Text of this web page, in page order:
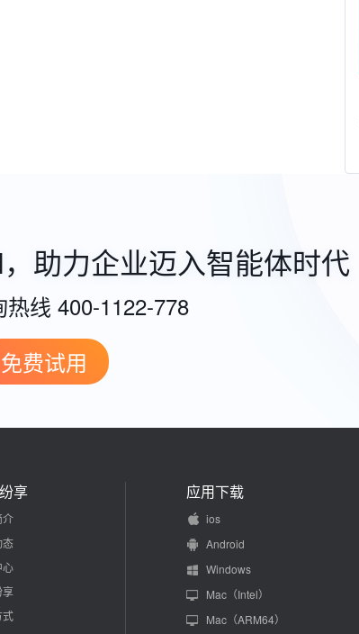
助力企业迈入智能体时代
线 400-1122-778
免费试用
享 应用下载
ios
Android
Windows
Mac（Intel）
Mac（ARM64）